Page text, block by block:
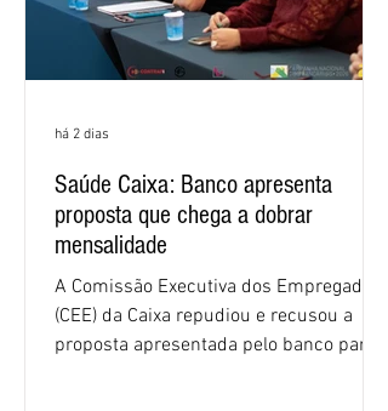
Saúde Caixa: Banco apresenta
proposta que chega a dobrar
mensalidade
A Comissão Executiva dos Empregados
(CEE) da Caixa repudiou e recusou a
proposta apresentada pelo banco para o
há 2 dias